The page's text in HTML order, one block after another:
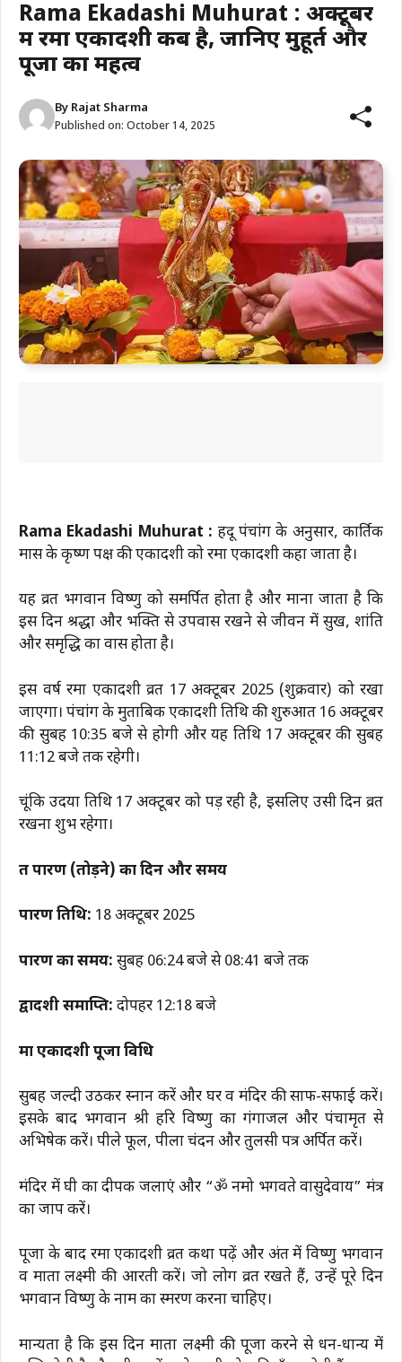
Rama Ekadashi Muhurat : अक्टूबर
में रमा एकादशी कब है, जानिए मुहूर्त और
पूजा का महत्व
By Rajat Sharma
Published on: October 14, 2025
Rama Ekadashi Muhurat : हिंदू पंचांग के अनुसार, कार्तिक
मास के कृष्ण पक्ष की एकादशी को रमा एकादशी कहा जाता है।
यह व्रत भगवान विष्णु को समर्पित होता है और माना जाता है कि
इस दिन श्रद्धा और भक्ति से उपवास रखने से जीवन में सुख, शांति
और समृद्धि का वास होता है।
इस वर्ष रमा एकादशी व्रत 17 अक्टूबर 2025 (शुक्रवार) को रखा
जाएगा। पंचांग के मुताबिक एकादशी तिथि की शुरुआत 16 अक्टूबर
की सुबह 10:35 बजे से होगी और यह तिथि 17 अक्टूबर की सुबह
11:12 बजे तक रहेगी।
चूंकि उदया तिथि 17 अक्टूबर को पड़ रही है, इसलिए उसी दिन व्रत
रखना शुभ रहेगा।
व्रत पारण (तोड़ने) का दिन और समय
पारण तिथि: 18 अक्टूबर 2025
पारण का समय: सुबह 06:24 बजे से 08:41 बजे तक
द्वादशी समाप्ति: दोपहर 12:18 बजे
मा एकादशी पूजा विधि
सुबह जल्दी उठकर स्नान करें और घर व मंदिर की साफ-सफाई करें।
इसके बाद भगवान श्री हरि विष्णु का गंगाजल और पंचामृत से
अभिषेक करें। पीले फूल, पीला चंदन और तुलसी पत्र अर्पित करें।
मंदिर में घी का दीपक जलाएं और “ॐ नमो भगवते वासुदेवाय” मंत्र
का जाप करें।
पूजा के बाद रमा एकादशी व्रत कथा पढ़ें और अंत में विष्णु भगवान
व माता लक्ष्मी की आरती करें। जो लोग व्रत रखते हैं, उन्हें पूरे दिन
भगवान विष्णु के नाम का स्मरण करना चाहिए।
मान्यता है कि इस दिन माता लक्ष्मी की पूजा करने से धन-धान्य में